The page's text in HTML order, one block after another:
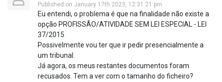
Published on January 17th 2023, 12:31:21 pm
Eu entendi, o problema é que na finalidade não existe a
opção PROFISSÃO/ATIVIDADE SEM LEI ESPECIAL - LEI
37/2015
Possivelmente vou ter que ir pedir presencialmente a
um tribunal.
Já agora, os meus restantes documentos foram
recusados. Tem a ver com o tamanho do ficheiro?